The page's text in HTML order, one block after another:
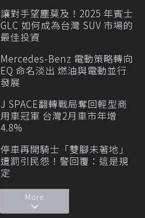
讓對手望塵莫及！2025 年賓士
GLC 如何成為台灣 SUV 市場的
最佳投資
Mercedes-Benz 電動策略轉向
EQ 命名淡出 燃油與電動並行
發展
J SPACE翻轉戰局奪回輕型商
用車冠軍 台灣2月車市年增
4.8%
停車再開騎士「雙腳未著地」
遭罰引民怨！警回覆：這是規
定
More